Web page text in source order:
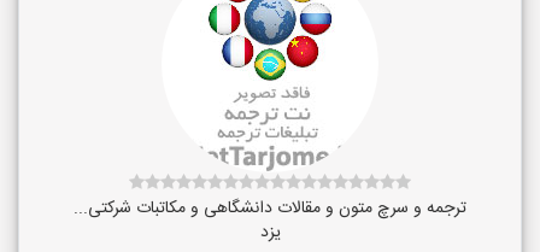
ترجمه و سرچ متون و مقالات دانشگاهی و مکاتبات شرکتی...
یزد